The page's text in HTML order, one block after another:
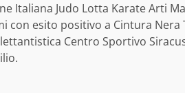
Italiana Judo Lotta Karate Arti
con esito positivo a Cintura
Centro Sportivo